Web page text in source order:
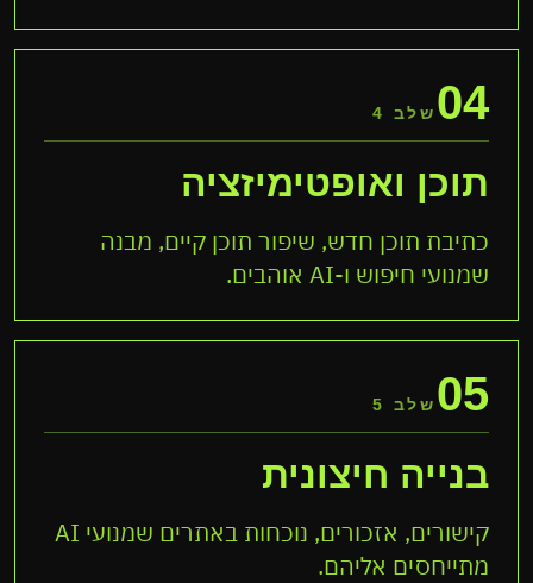
04 שלב 4
תוכן ואופטימיזציה
כתיבת תוכן חדש, שיפור תוכן קיים, מבנה
שמנועי חיפוש ו-AI אוהבים.
05 שלב 5
בנייה חיצונית
קישורים, אזכורים, נוכחות באתרים שמנועי AI
מתייחסים אליהם.